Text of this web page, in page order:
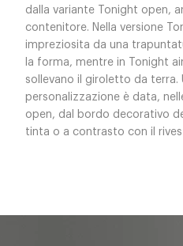
dalla variante Tonight open,
contenitore. Nella versione
impreziosita da una
la forma, mentre in Tonight
sollevano il giroletto da
personalizzazione è data,
open, dal bordo decorativo
tinta o a contrasto con il